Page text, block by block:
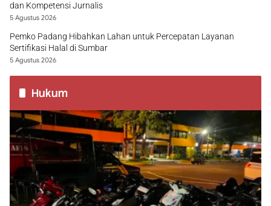
dan Kompetensi Jurnalis
5 Agustus 2026
Pemko Padang Hibahkan Lahan untuk Percepatan Layanan
Sertifikasi Halal di Sumbar
5 Agustus 2026
Hukum